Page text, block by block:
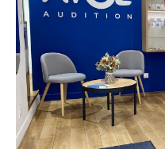
Centre auditif
Carrefour
92230 Gennevilliers,
01 84 20 09 92
Lundi au Samedi :